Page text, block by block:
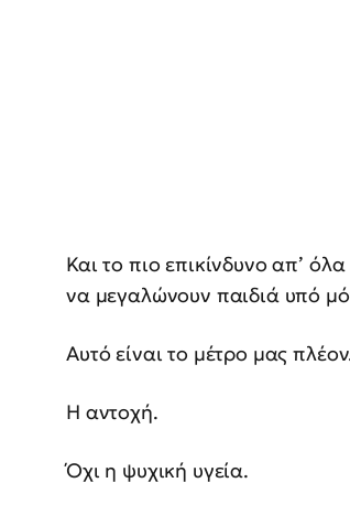
Και το πιο επικίνδυνο απ’
να μεγαλώνουν παιδιά υπό
Αυτό είναι το μέτρο μας
Η αντοχή.
Όχι η ψυχική υγεία.